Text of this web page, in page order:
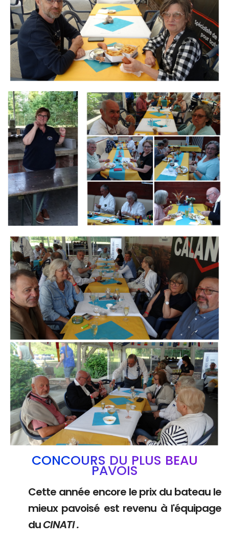
Branding
ARMCHAIR
Branding
ARMCHAIR
Branding
ARMCHAIR
CONCOURS DU PLUS BEAU
PAVOIS
Cette année encore le prix du bateau le
mieux pavoisé est revenu à l'équipage
duCINATI .